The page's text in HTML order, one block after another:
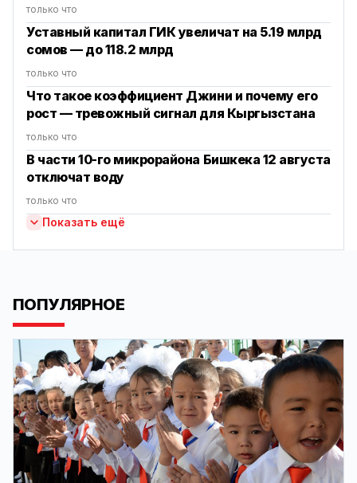
только что
Уставный капитал ГИК увеличат на 5.19 млрд
сомов — до 118.2 млрд
только что
Что такое коэффициент Джини и почему его
рост — тревожный сигнал для Кыргызстана
только что
В части 10-го микрорайона Бишкека 12 августа
отключат воду
только что
Показать ещё
ПОПУЛЯРНОЕ